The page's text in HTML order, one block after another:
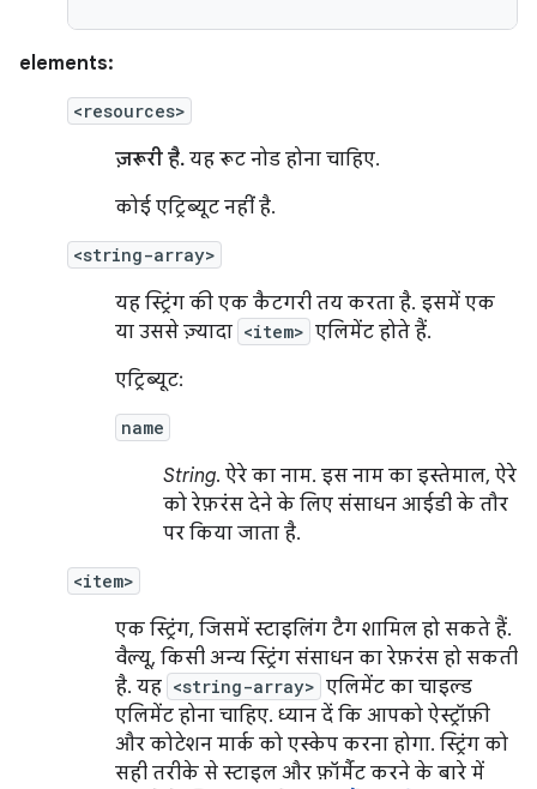
elements:
<resources>
ज़रूरी है. यह रूट नोड होना चाहिए.
कोई एट्रिब्यूट नहीं है.
<string-array>
यह स्ट्रिंग की एक कैटगरी तय करता है. इसमें एक
या उससे ज़्यादा <item> एलिमेंट होते हैं.
एट्रिब्यूट:
name
String. ऐरे का नाम. इस नाम का इस्तेमाल, ऐरे
को रेफ़रंस देने के लिए संसाधन आईडी के तौर
पर किया जाता है.
<item>
एक स्ट्रिंग, जिसमें स्टाइलिंग टैग शामिल हो सकते हैं.
वैल्यू, किसी अन्य स्ट्रिंग संसाधन का रेफ़रंस हो सकती
है. यह <string-array> एलिमेंट का चाइल्ड
एलिमेंट होना चाहिए. ध्यान दें कि आपको ऐस्ट्रॉफ़ी
और कोटेशन मार्क को एस्केप करना होगा. स्ट्रिंग को
सही तरीके से स्टाइल और फ़ॉर्मैट करने के बारे में